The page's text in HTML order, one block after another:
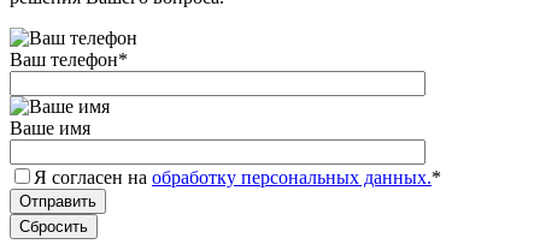
Ваш телефон*
Ваше имя
Я согласен на обработку персональных данных.*